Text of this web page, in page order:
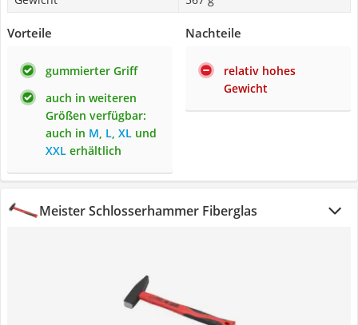
Vorteile
gummierter Griff
auch in weiteren
Größen verfügbar:
auch in M, L, XL und
XXL erhältlich
Nachteile
relativ hohes
Gewicht
Meister Schlosserhammer Fiberglas